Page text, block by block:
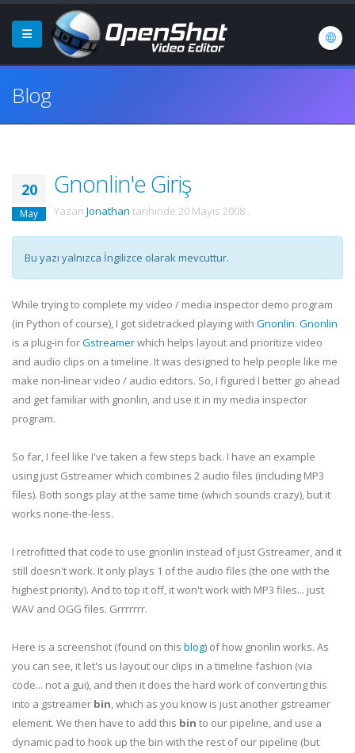
Blog
20
May
Gnonlin'e Giriş
Yazan Jonathan tarihinde 20 Mayıs 2008 .
Bu yazı yalnızca İngilizce olarak mevcuttur.
While trying to complete my video / media inspector demo program
(in Python of course), I got sidetracked playing with Gnonlin. Gnonlin
is a plug-in forGstreamerwhich helps layout and prioritize video
and audio clips on a timeline. It was designed to help people like me
make non-linear video / audio editors. So, I figured I better go ahead
and get familiar with gnonlin, and use it in my media inspector
program.
So far, I feel like I've taken a few steps back. I have an example
using just Gstreamerwhich combines 2 audio files (including MP3
files). Both songs play at the same time (which sounds crazy), but it
works none-the-less.
I retrofitted that code to use gnonlin instead of just Gstreamer, and it
still doesn't work. It only plays 1 of the audio files (the one with the
highest priority). And to top it off, it won't work with MP3 files... just
WAV and OGG files. Grrrrrrr.
Here is a screenshot (found on this blog) of how gnonlin works. As
you can see, it let's us layout our clips in a timeline fashion (via
code... not a gui), and then it does the hard work of converting this
into a gstreamer bin, which as you know is just another gstreamer
element. We then have to add this bin to our pipeline, and use a
dynamic pad to hook up the bin with the rest of our pipeline (but